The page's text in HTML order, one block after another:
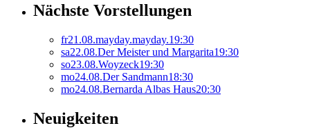
Nächste Vorstellungen
fr21.08.mayday.mayday.19:30
sa22.08.Der Meister und Margarita19:30
so23.08.Woyzeck19:30
mo24.08.Der Sandmann18:30
mo24.08.Bernarda Albas Haus20:30
Neuigkeiten